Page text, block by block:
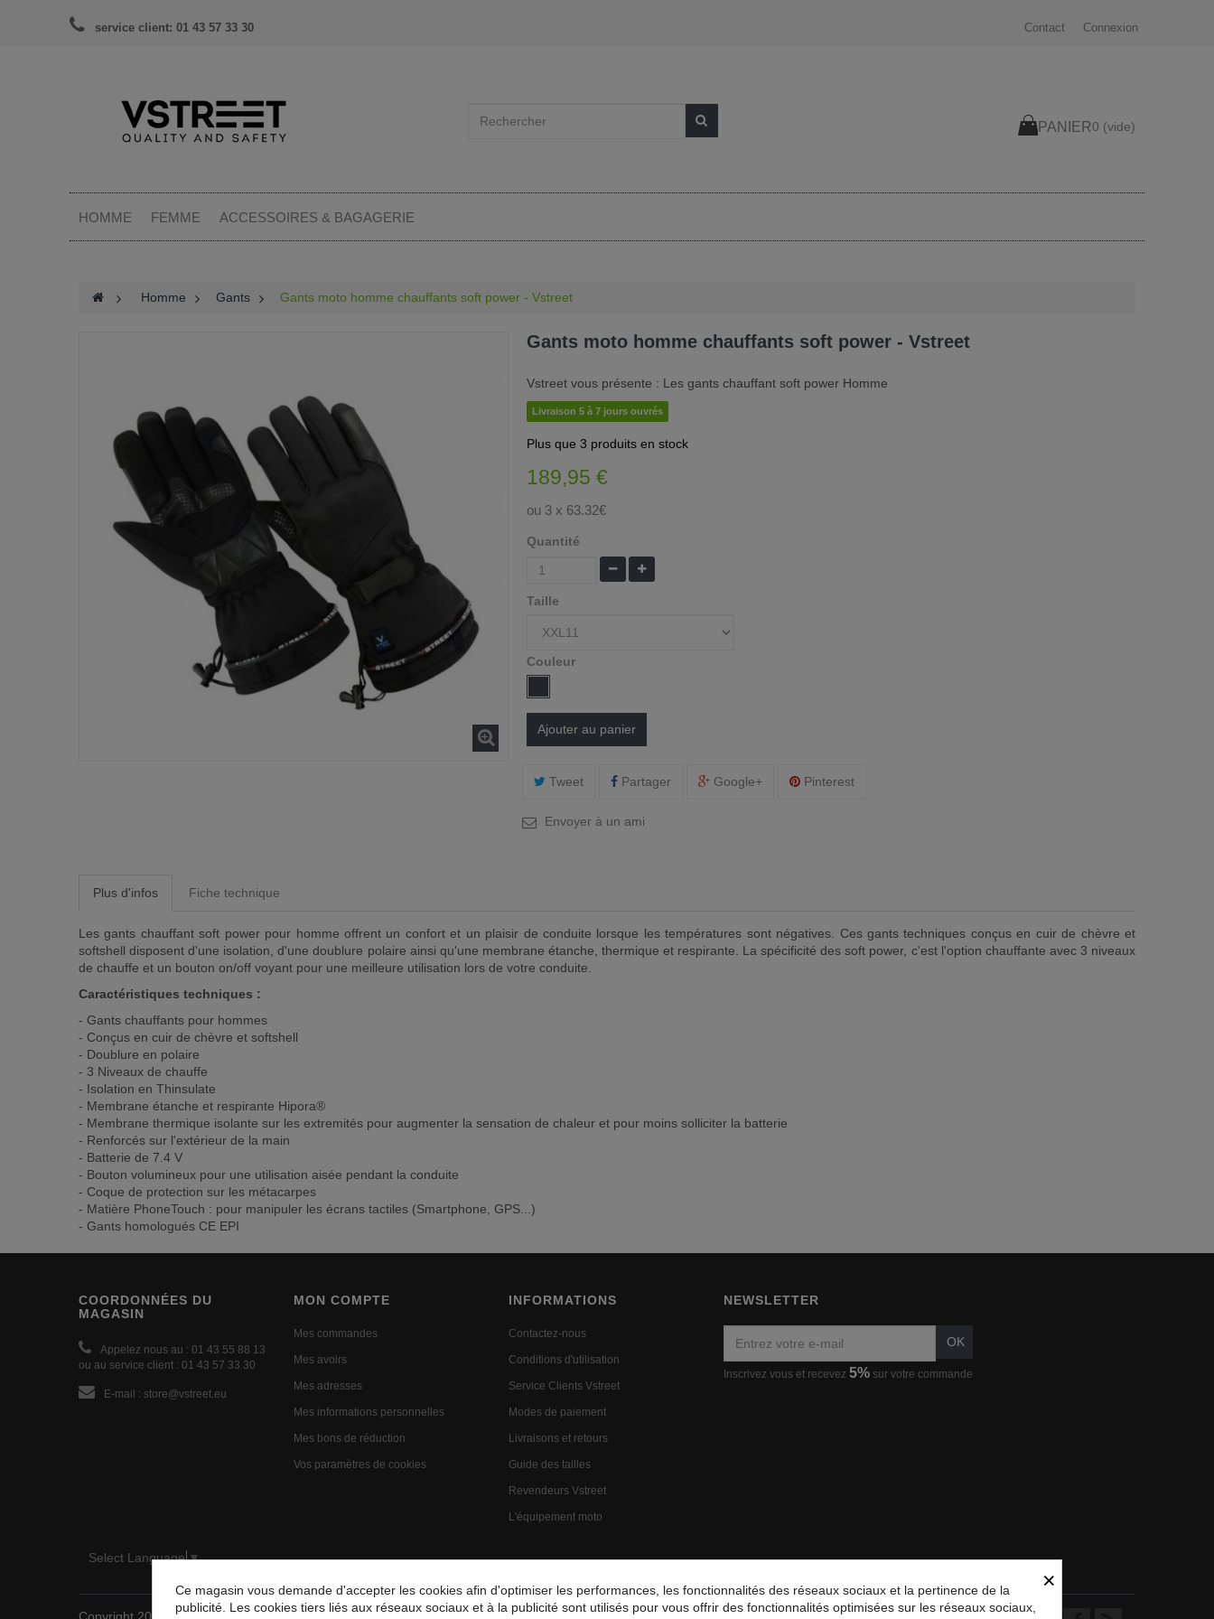
Connexion
Contact
service client: 01 43 57 33 30
PANIER0 (vide)
HOMME FEMME ACCESSOIRES & BAGAGERIE
> Homme > Gants > Gants moto homme chauffants soft power - Vstreet
Gants moto homme chauffants soft power - Vstreet
Vstreet vous présente : Les gants chauffant soft power Homme
Livraison 5 à 7 jours ouvrés
Plus que 3 produitsen stock
189,95 €
ou 3 x 63.32€
Quantité
Taille
Couleur
Ajouter au panier
Tweet Partager Google+ Pinterest
Envoyer à un ami
Plus d'infos Fiche technique
Les gants chauffant soft power pour homme offrent un confort et un plaisir de conduite lorsque les températures sont négatives. Ces gants techniques conçus en cuir de chèvre et
softshell disposent d'une isolation, d'une doublure polaire ainsi qu'une membrane étanche, thermique et respirante. La spécificité des soft power, c'est l'option chauffante avec 3 niveaux
de chauffe et un bouton on/off voyant pour une meilleure utilisation lors de votre conduite.
Caractéristiques techniques :
- Gants chauffants pour hommes
- Conçus en cuir de chèvre et softshell
- Doublure en polaire
- 3 Niveaux de chauffe
- Isolation en Thinsulate
- Membrane étanche et respirante Hipora®
- Membrane thermique isolante sur les extremités pour augmenter la sensation de chaleur et pour moins solliciter la batterie
- Renforcés sur l'extérieur de la main
- Batterie de 7.4 V
- Bouton volumineux pour une utilisation aisée pendant la conduite
- Coque de protection sur les métacarpes
- Matière PhoneTouch : pour manipuler les écrans tactiles (Smartphone, GPS...)
- Gants homologués CE EPI
COORDONNÉES DU
MAGASIN
Appelez nous au : 01 43 55 88 13
ou au service client : 01 43 57 33 30
E-mail : store@vstreet.eu
MON COMPTE
Mes commandes
Mes avoirs
Mes adresses
Mes informations personnelles
Mes bons de réduction
Vos paramètres de cookies
INFORMATIONS
Contactez-nous
Conditions d'utilisation
Service Clients Vstreet
Modes de paiement
Livraisons et retours
Guide des tailles
Revendeurs Vstreet
L'équipement moto
NEWSLETTER
OK
Inscrivez vous et recevez 5% sur votre commande
Select Language▼
×
Ce magasin vous demande d'accepter les cookies afin d'optimiser les performances, les fonctionnalités des réseaux sociaux et la pertinence de la
publicité. Les cookies tiers liés aux réseaux sociaux et à la publicité sont utilisés pour vous offrir des fonctionnalités optimisées sur les réseaux sociaux,